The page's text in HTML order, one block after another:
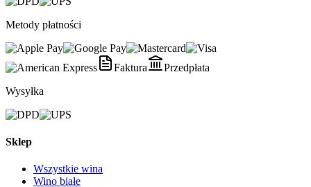
Metody płatności
Faktura
Przedpłata
Wysyłka
Sklep
Wszystkie wina
Wino białe